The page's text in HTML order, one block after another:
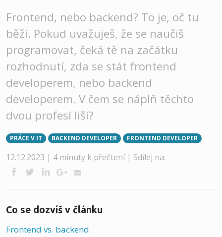
Frontend, nebo backend? To je, oč tu
běží. Pokud uvažuješ, že se naučíš
programovat, čeká tě na začátku
rozhodnutí, zda se stát frontend
developerem, nebo backend
developerem. V čem se náplň těchto
dvou profesí liší?
PRÁCE V IT BACKEND DEVELOPER FRONTEND DEVELOPER
12.12.2023 | 4 minuty k přečtení | Sdílej na:
Co se dozvíš v článku
Frontend vs. backend